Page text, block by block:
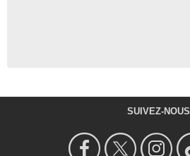
SUIVEZ-NOUS